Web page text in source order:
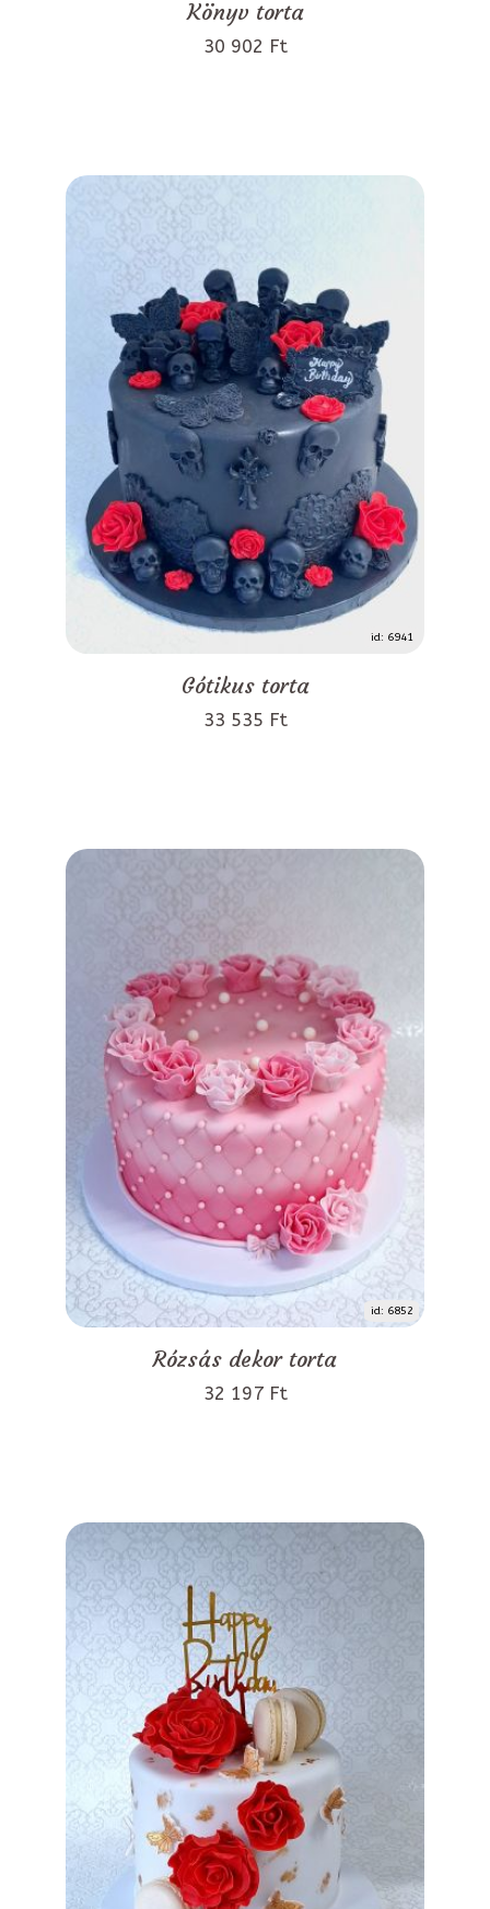
Könyv torta
30 902 Ft
id: 6941
Gótikus torta
33 535 Ft
id: 6852
Rózsás dekor torta
32 197 Ft